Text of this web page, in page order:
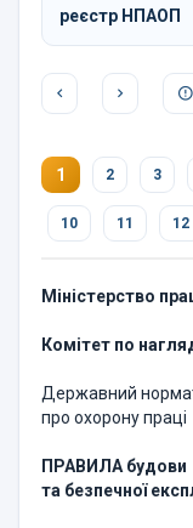
реєстр НПАОП
1 2 3
10 11 12
Міністерство
Комітет по
Державний
про охорону праці
ПРАВИЛА будови
та безпечної